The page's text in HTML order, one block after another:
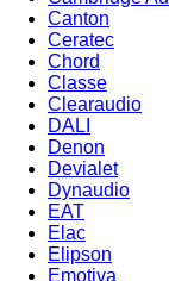
Canton
Ceratec
Chord
Classe
Clearaudio
DALI
Denon
Devialet
Dynaudio
EAT
Elac
Elipson
Emotiva